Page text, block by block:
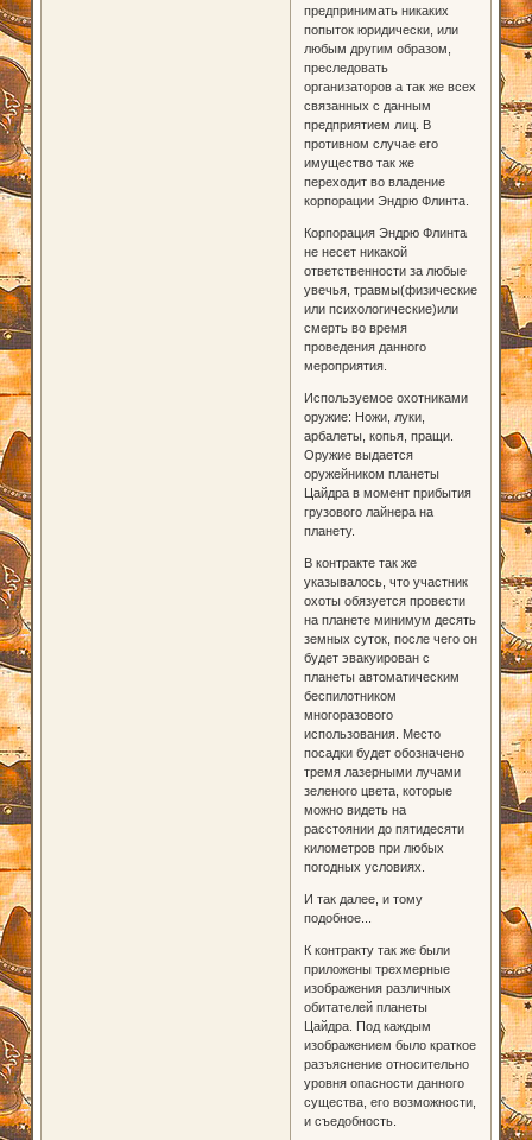
предпринимать никаких
попыток юридически, или
любым другим образом,
преследовать
организаторов а так же всех
связанных с данным
предприятием лиц. В
противном случае его
имущество так же
переходит во владение
корпорации Эндрю Флинта.
Корпорация Эндрю Флинта
не несет никакой
ответственности за любые
увечья, травмы(физические
или психологические)или
смерть во время
проведения данного
мероприятия.
Используемое охотниками
оружие: Ножи, луки,
арбалеты, копья, пращи.
Оружие выдается
оружейником планеты
Цайдра в момент прибытия
грузового лайнера на
планету.
В контракте так же
указывалось, что участник
охоты обязуется провести
на планете минимум десять
земных суток, после чего он
будет эвакуирован с
планеты автоматическим
беспилотником
многоразового
использования. Место
посадки будет обозначено
тремя лазерными лучами
зеленого цвета, которые
можно видеть на
расстоянии до пятидесяти
километров при любых
погодных условиях.
И так далее, и тому
подобное...
К контракту так же были
приложены трехмерные
изображения различных
обитателей планеты
Цайдра. Под каждым
изображением было краткое
разъяснение относительно
уровня опасности данного
существа, его возможности,
и съедобность.